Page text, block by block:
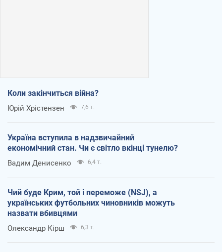
Коли закінчиться війна?
Юрій Хрістензен 7,6 т.
Україна вступила в надзвичайний
економічний стан. Чи є світло вкінці тунелю?
Вадим Денисенко 6,4 т.
Чий буде Крим, той і переможе (NSJ), а
українських футбольних чиновників можуть
назвати вбивцями
Олександр Кірш 6,3 т.